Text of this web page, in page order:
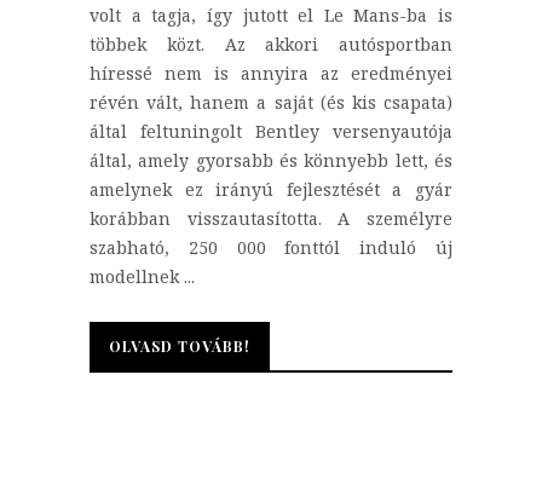
volt a tagja, így jutott el Le Mans-ba is
többek közt. Az akkori autósportban
híressé nem is annyira az eredményei
révén vált, hanem a saját (és kis csapata)
által feltuningolt Bentley versenyautója
által, amely gyorsabb és könnyebb lett, és
amelynek ez irányú fejlesztését a gyár
korábban visszautasította. A személyre
szabható, 250 000 fonttól induló új
modellnek ...
OLVASD TOVÁBB!
OLVASD TOVÁBB!